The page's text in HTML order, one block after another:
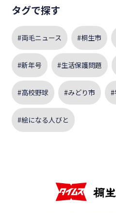
タグで探す
#両毛ニュース #桐生市
#新年号 #生活保護問題
#高校野球 #みどり市 #
#絵になる人びと